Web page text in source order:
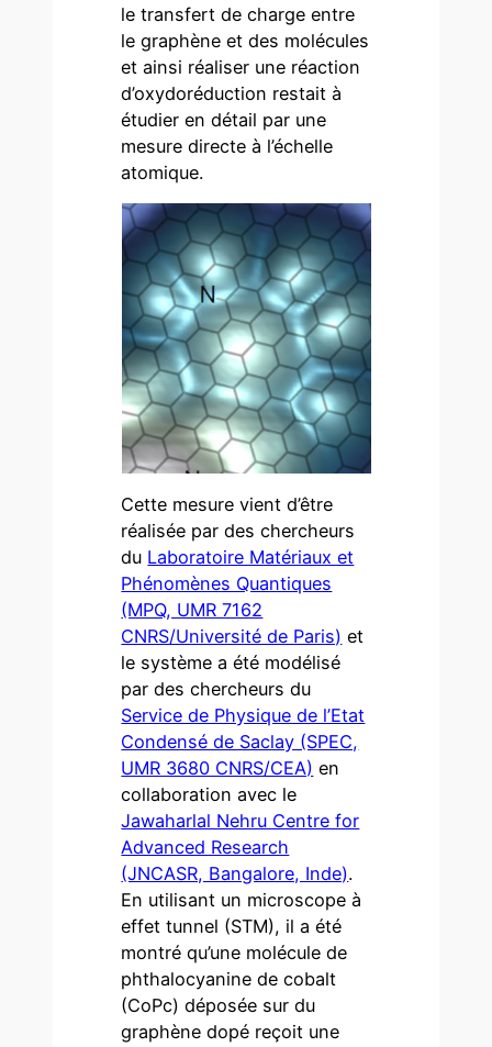
le transfert de charge entre
le graphène et des molécules
et ainsi réaliser une réaction
d’oxydoréduction restait à
étudier en détail par une
mesure directe à l’échelle
atomique.
Cette mesure vient d’être
réalisée par des chercheurs
du Laboratoire Matériaux et
Phénomènes Quantiques
(MPQ, UMR 7162
CNRS/Université de Paris) et
le système a été modélisé
par des chercheurs du
Service de Physique de l’Etat
Condensé de Saclay (SPEC,
UMR 3680 CNRS/CEA) en
collaboration avec le
Jawaharlal Nehru Centre for
Advanced Research
(JNCASR, Bangalore, Inde).
En utilisant un microscope à
effet tunnel (STM), il a été
montré qu’une molécule de
phthalocyanine de cobalt
(CoPc) déposée sur du
graphène dopé reçoit une